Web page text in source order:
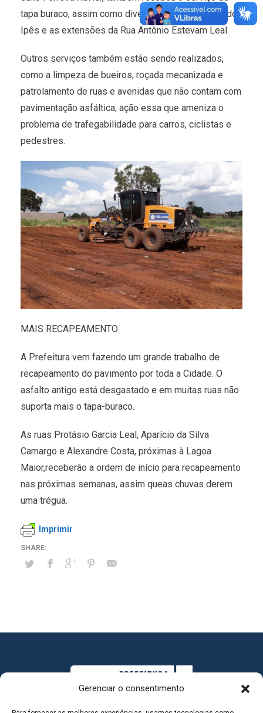
Gerenciar o consentimento
tapa buraco, assim como diversas ruas do Jardim dos
Ipês e as extensões da Rua Antônio Estevam Leal.
Outros serviços também estão sendo realizados,
como a limpeza de bueiros, roçada mecanizada e
patrolamento de ruas e avenidas que não contam com
pavimentação asfáltica, ação essa que ameniza o
problema de trafegabilidade para carros, ciclistas e
pedestres.
MAIS RECAPEAMENTO
A Prefeitura vem fazendo um grande trabalho de
recapeamento do pavimento por toda a Cidade. O
asfalto antigo está desgastado e em muitas ruas não
suporta mais o tapa-buraco.
As ruas Protásio Garcia Leal, Aparício da Silva
Camargo e Alexandre Costa, próximas à Lagoa
Maior,receberão a ordem de início para recapeamento
nas próximas semanas, assim queas chuvas derem
uma trégua.
Imprimir